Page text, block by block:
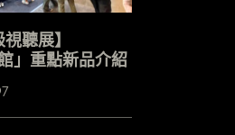
聽展】
」重點新品介紹